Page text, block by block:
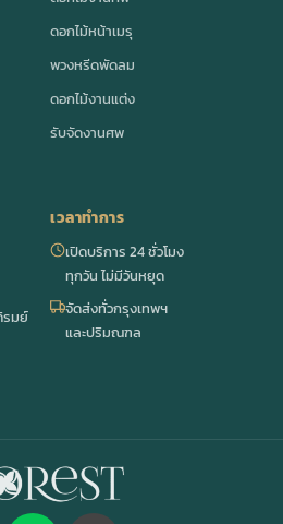
ดอกไม้หน้าเมรุ
พวงหรีดพัดลม
ดอกไม้งานแต่ง
รับจัดงานศพ
รมย์
เวลาทำการ
เปิดบริการ 24 ชั่วโมง
ทุกวัน ไม่มีวันหยุด
จัดส่งทั่วกรุงเทพฯ
และปริมณฑล